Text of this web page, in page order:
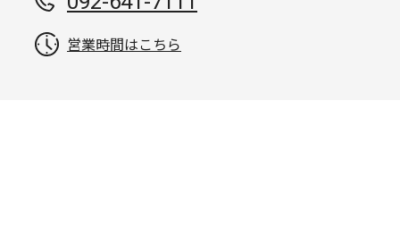
営業時間はこちら